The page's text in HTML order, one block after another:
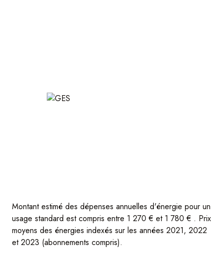
Montant estimé des dépenses annuelles d'énergie pour un
usage standard est compris entre 1 270 € et 1 780 € . Prix
moyens des énergies indexés sur les années 2021, 2022
et 2023 (abonnements compris).